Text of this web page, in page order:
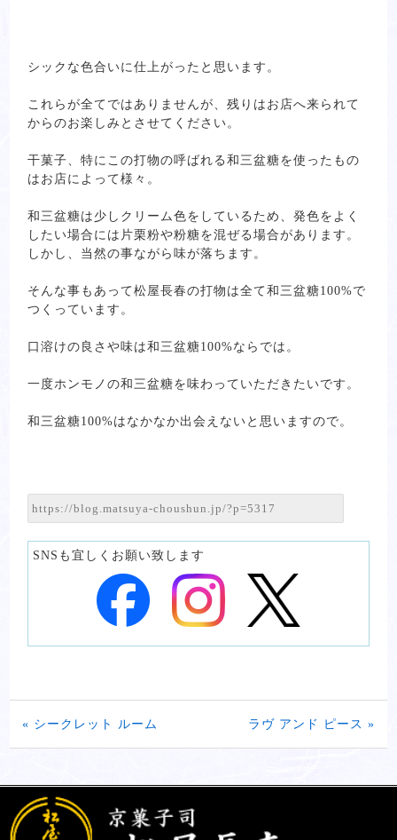
シックな色合いに仕上がったと思います。
これらが全てではありませんが、残りはお店へ来られて
からのお楽しみとさせてください。
干菓子、特にこの打物の呼ばれる和三盆糖を使ったもの
はお店によって様々。
和三盆糖は少しクリーム色をしているため、発色をよく
したい場合には片栗粉や粉糖を混ぜる場合があります。
しかし、当然の事ながら味が落ちます。
そんな事もあって松屋長春の打物は全て和三盆糖100%で
つくっています。
口溶けの良さや味は和三盆糖100%ならでは。
一度ホンモノの和三盆糖を味わっていただきたいです。
和三盆糖100%はなかなか出会えないと思いますので。
SNSも宜しくお願い致します
« シークレット ルーム ラヴ アンド ピース »